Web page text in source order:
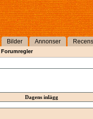
Bilder Annonser
Forumregler
Dagens inlägg